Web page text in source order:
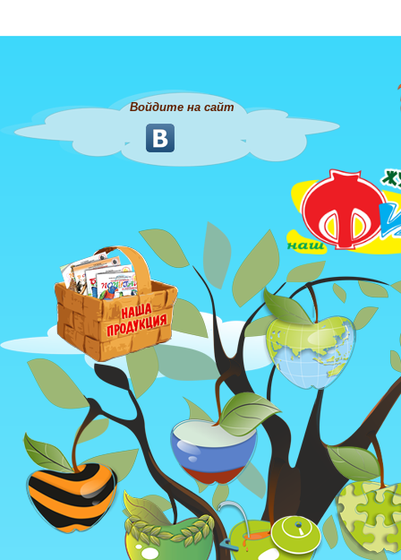
Войдите на сайт